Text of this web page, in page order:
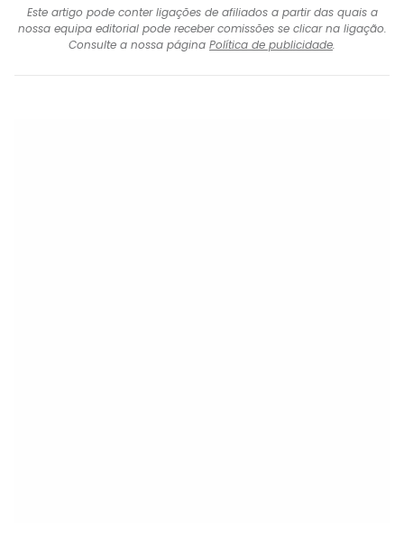
Este artigo pode conter ligações de afiliados a partir das quais a
nossa equipa editorial pode receber comissões se clicar na ligação.
Consulte a nossa página Política de publicidade.